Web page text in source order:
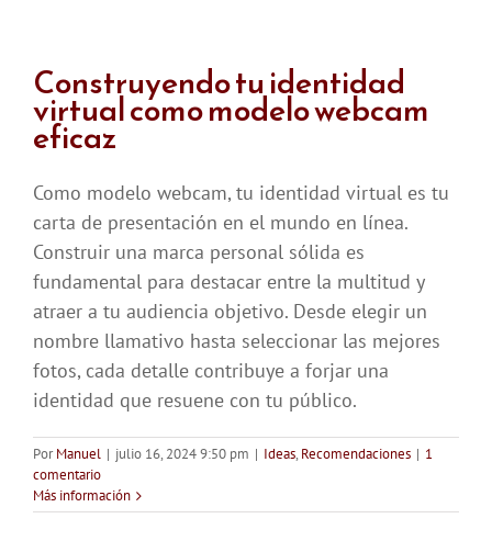
Construyendo tu identidad
virtual como modelo webcam
eficaz
Como modelo webcam, tu identidad virtual es tu
carta de presentación en el mundo en línea.
Construir una marca personal sólida es
fundamental para destacar entre la multitud y
atraer a tu audiencia objetivo. Desde elegir un
nombre llamativo hasta seleccionar las mejores
fotos, cada detalle contribuye a forjar una
identidad que resuene con tu público.
PorManuel | julio 16, 2024 9:50 pm | Ideas, Recomendaciones | 1
comentario
Más información